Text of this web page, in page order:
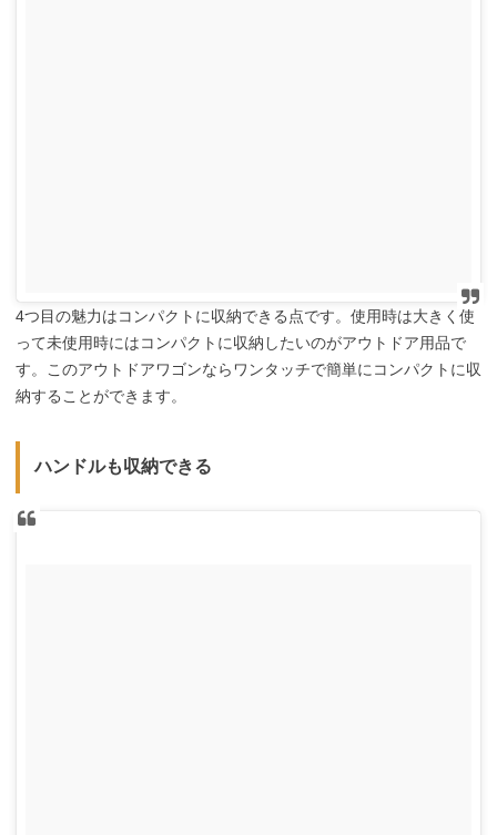
4つ目の魅力はコンパクトに収納できる点です。使用時は大きく使
って未使用時にはコンパクトに収納したいのがアウトドア用品で
す。このアウトドアワゴンならワンタッチで簡単にコンパクトに収
納することができます。
ハンドルも収納できる